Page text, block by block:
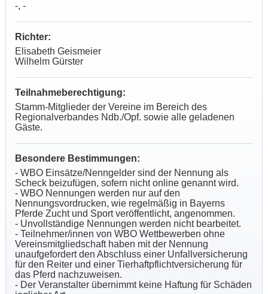
-, -
Richter:
Elisabeth Geismeier
Wilhelm Gürster
Teilnahmeberechtigung:
Stamm-Mitglieder der Vereine im Bereich des
Regionalverbandes Ndb./Opf. sowie alle geladenen
Gäste.
Besondere Bestimmungen:
- WBO Einsätze/Nenngelder sind der Nennung als
Scheck beizufügen, sofern nicht online genannt wird.
- WBO Nennungen werden nur auf den
Nennungsvordrucken, wie regelmäßig in Bayerns
Pferde Zucht und Sport veröffentlicht, angenommen.
- Unvollständige Nennungen werden nicht bearbeitet.
- Teilnehmer/innen von WBO Wettbewerben ohne
Vereinsmitgliedschaft haben mit der Nennung
unaufgefordert den Abschluss einer Unfallversicherung
für den Reiter und einer Tierhaftpflichtversicherung für
das Pferd nachzuweisen.
- Der Veranstalter übernimmt keine Haftung für Schäden